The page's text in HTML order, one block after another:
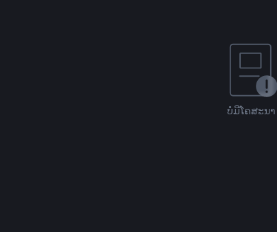
ບໍ່ມີໂຄສະນາ